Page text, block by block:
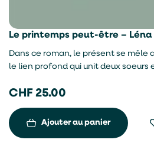
Le printemps peut-être – Léna
Dans ce roman, le présent se mêle
le lien profond qui unit deux soeurs
CHF 25.00
Ajouter au panier